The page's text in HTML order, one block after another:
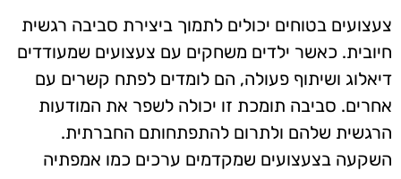
צעצועים בטוחים יכולים לתמוך ביצירת סביבה רגשית
חיובית. כאשר ילדים משחקים עם צעצועים שמעודדים
דיאלוג ושיתוף פעולה, הם לומדים לפתח קשרים עם
אחרים. סביבה תומכת זו יכולה לשפר את המודעות
הרגשית שלהם ולתרום להתפתחותם החברתית.
השקעה בצעצועים שמקדמים ערכים כמו אמפתיה